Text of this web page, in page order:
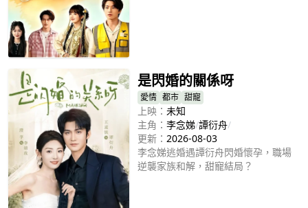
是閃婚的關係呀
愛情 都市 甜寵
上映： 未知
主角： 李念娣/譚衍舟/
更新： 2026-08-03
李念娣逃婚遇譚衍舟閃婚懷孕，職場
逆襲家族和解，甜寵結局？